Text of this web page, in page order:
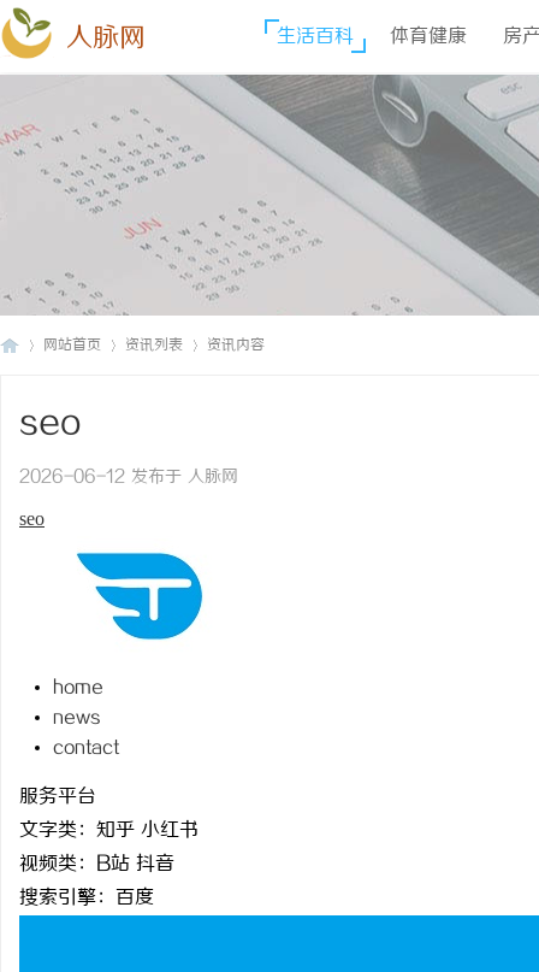
人脉网 生活百科 体育健康 房
网站首页 资讯列表 资讯内容
seo
2026-06-12 发布于 人脉网
seo
home
news
contact
服务平台
文字类：知乎 小红书
视频类：B站 抖音
搜索引擎：百度